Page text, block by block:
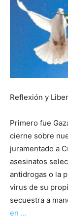
Reflexión y
Primero fue
cierne sobre
juramentado a
asesinatos
antidrogas o la
virus de su
secuestra a
en …